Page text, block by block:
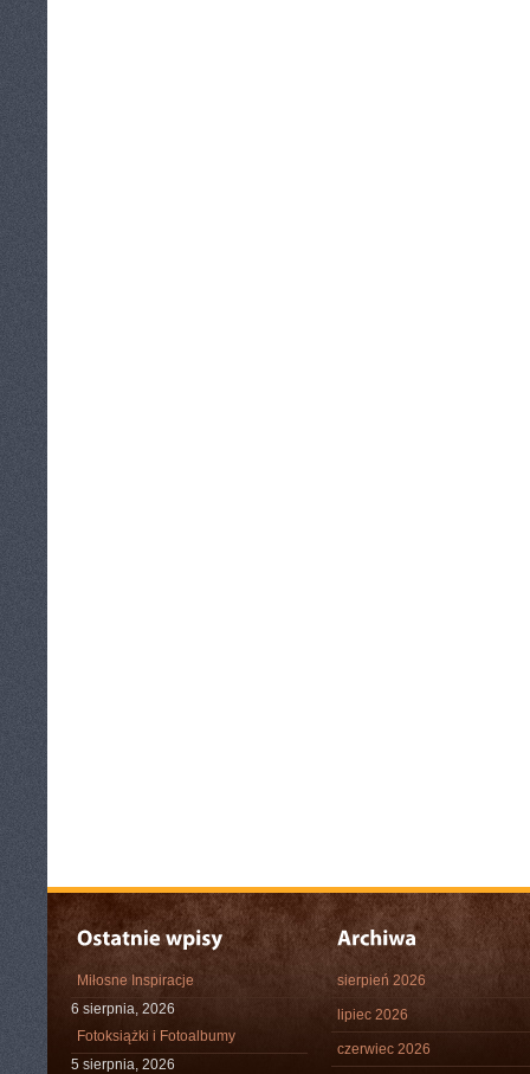
Miłosne Inspiracje
6 sierpnia, 2026
Fotoksiążki i Fotoalbumy
5 sierpnia, 2026
sierpień 2026
lipiec 2026
czerwiec 2026